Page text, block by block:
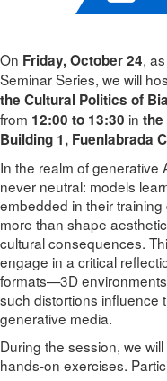
On Friday, October 24,
Seminar Series, we will
the Cultural Politics of
from 12:00 to 13:30 in the
Building 1, Fuenlabrada
In the realm of generative
never neutral: models
embedded in their
more than shape
cultural consequences.
engage in a critical
formats—3D
such distortions influence
generative media.
During the session, we
hands-on exercises.